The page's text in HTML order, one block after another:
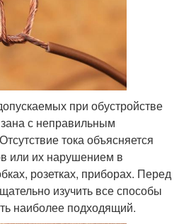
при обустройстве
с неправильным
тока объясняется
или их нарушением в
розетках, приборах. Перед
изучить все способы
наиболее подходящий.